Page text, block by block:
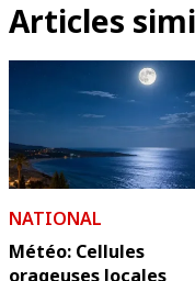
Articles
NATIONAL
Météo: Cellules
orageuses locales